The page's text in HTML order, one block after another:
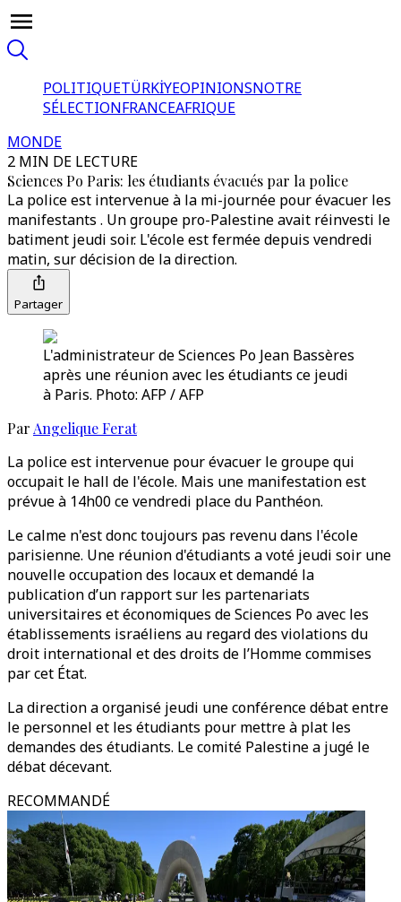
POLITIQUETÜRKİYEOPINIONSNOTRE
SÉLECTIONFRANCEAFRIQUE
MONDE
2 MIN DE LECTURE
Sciences Po Paris: les étudiants évacués par la police
La police est intervenue à la mi-journée pour évacuer les
manifestants . Un groupe pro-Palestine avait réinvesti le
batiment jeudi soir. L'école est fermée depuis vendredi
matin, sur décision de la direction.
Partager
L'administrateur de Sciences Po Jean Bassères
après une réunion avec les étudiants ce jeudi
à Paris. Photo: AFP / AFP
Par Angelique Ferat
La police est intervenue pour évacuer le groupe qui
occupait le hall de l'école. Mais une manifestation est
prévue à 14h00 ce vendredi place du Panthéon.
Le calme n'est donc toujours pas revenu dans l'école
parisienne. Une réunion d'étudiants a voté jeudi soir une
nouvelle occupation des locaux et demandé la
publication d’un rapport sur les partenariats
universitaires et économiques de Sciences Po avec les
établissements israéliens au regard des violations du
droit international et des droits de l’Homme commises
par cet État.
La direction a organisé jeudi une conférence débat entre
le personnel et les étudiants pour mettre à plat les
demandes des étudiants. Le comité Palestine a jugé le
débat décevant.
RECOMMANDÉ